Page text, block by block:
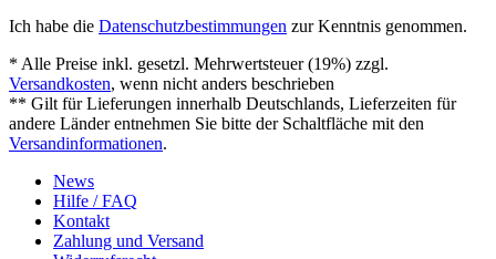
Ich habe die Datenschutzbestimmungen zur Kenntnis genommen.
* Alle Preise inkl. gesetzl. Mehrwertsteuer (19%) zzgl.
Versandkosten, wenn nicht anders beschrieben
** Gilt für Lieferungen innerhalb Deutschlands, Lieferzeiten für
andere Länder entnehmen Sie bitte der Schaltfläche mit den
Versandinformationen.
News
Hilfe / FAQ
Kontakt
Zahlung und Versand